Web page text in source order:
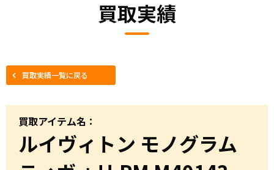
買取実績
買取実績一覧に戻る
買取アイテム名：
ルイヴィトン モノグラム